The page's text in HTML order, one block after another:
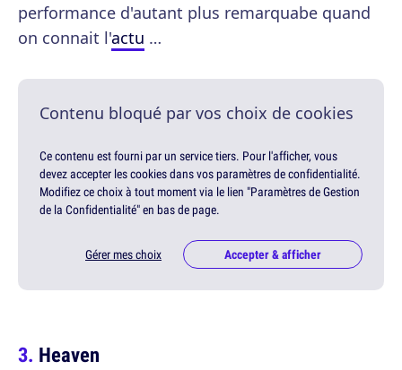
performance d'autant plus remarquabe quand
on connait l'actu …
Contenu bloqué par vos choix de cookies
Ce contenu est fourni par un service tiers. Pour l'afficher, vous
devez accepter les cookies dans vos paramètres de confidentialité.
Modifiez ce choix à tout moment via le lien "Paramètres de Gestion
de la Confidentialité" en bas de page.
Gérer mes choix Accepter & afficher
Heaven